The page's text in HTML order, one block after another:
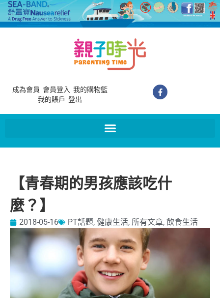
成為會員 會員登入 我的購物籃
我的賬戶 登出
【青春期的男孩應該吃什
麼？】
2018-05-16 PT話題, 健康生活, 所有文章, 飲食生活